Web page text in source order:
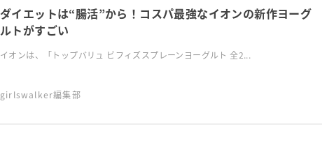
ダイエットは“腸活”から！コスパ最強なイオンの新作ヨーグ
ルトがすごい
イオンは、「トップバリュ ビフィズスプレーンヨーグルト 全2...
girlswalker編集部